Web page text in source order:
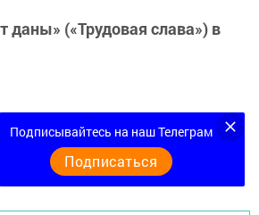
даны» («Трудовая слава») в
наTelegram-канал«Кукмор
Подписывайтесь на наш Телеграм
Подписаться